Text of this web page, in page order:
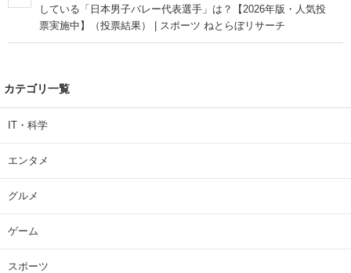
している「日本男子バレー代表選手」は？【2026年版・人気投
票実施中】（投票結果） | スポーツ ねとらぼリサーチ
カテゴリ一覧
IT・科学
エンタメ
グルメ
ゲーム
スポーツ